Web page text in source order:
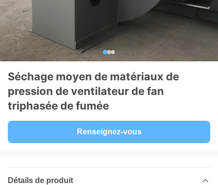
Séchage moyen de matériaux de
pression de ventilateur de fan
triphasée de fumée
Renseignez-vous
Détails de produit